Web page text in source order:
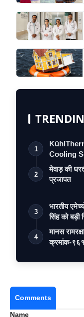
1
Cooling
2
मेवाड़ की
प्रजापत
3
भारतीय
सिंह को बड़ी
4
मानस
क्रमांक-९६१
Comments
Name